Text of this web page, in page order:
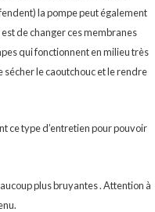
la pompe peut également
de changer ces membranes
qui fonctionnent en milieu très
le caoutchouc et le rendre
ce type d’entretien pour pouvoir
plus bruyantes . Attention à